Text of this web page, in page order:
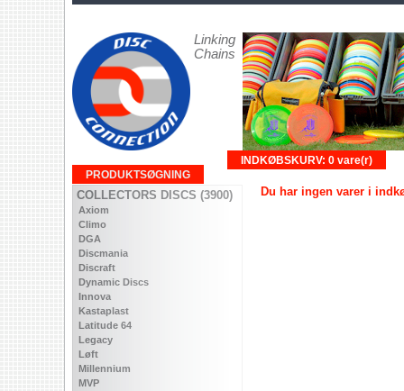
Linking
Chains
INDKØBSKURV: 0 vare(r)
PRODUKTSØGNING
COLLECTORS DISCS (3900)
Axiom
Climo
DGA
Discmania
Discraft
Dynamic Discs
Innova
Kastaplast
Latitude 64
Legacy
Løft
Millennium
MVP
Du har ingen varer i